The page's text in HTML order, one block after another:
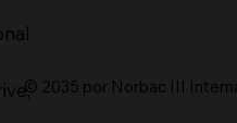
© 2035 por Norbac III